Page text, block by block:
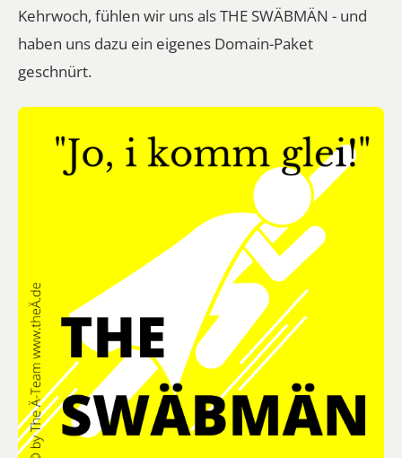
Kehrwoch, fühlen wir uns als THE SWÄBMÄN - und
haben uns dazu ein eigenes Domain-Paket
geschnürt.